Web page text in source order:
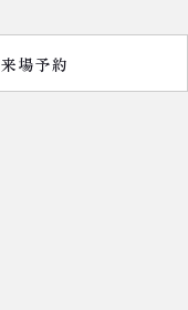
来場予約